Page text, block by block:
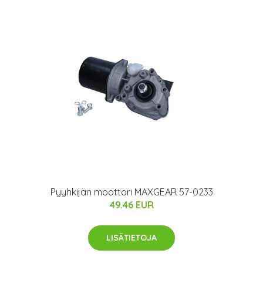
Pyyhkijän moottori MAXGEAR 57-0233
49.46 EUR
LISÄTIETOJA